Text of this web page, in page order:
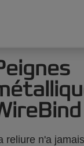
reliure n'a